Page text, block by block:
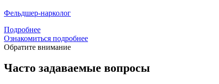
Фельдшер-нарколог
Подробнее
Ознакомиться подробнее
Обратите внимание
Часто задаваемые вопросы